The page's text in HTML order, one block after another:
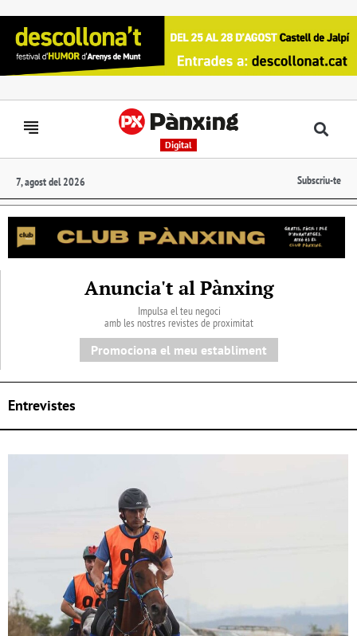
Digital
7, agost del 2026 Subscriu-te
Anuncia't al Pànxing
Impulsa el teu negoci
amb les nostres revistes de proximitat
Promociona el meu establiment
Entrevistes